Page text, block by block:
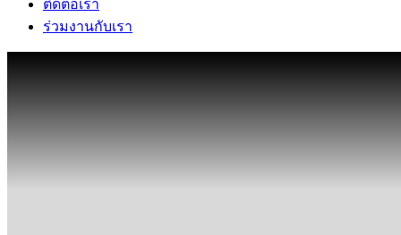
ติดต่อเรา
ร่วมงานกับเรา